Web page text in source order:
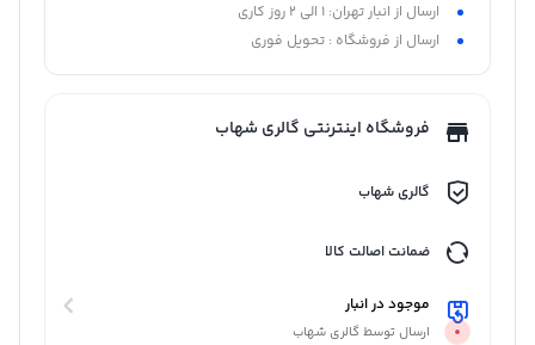
ارسال از انبار تهران: 1 الی 2 روز کاری
ارسال از فروشگاه : تحویل فوری
فروشگاه اینترنتی گالری شهاب
گالری شهاب
ضمانت اصالت کالا
موجود در انبار
ارسال توسط گالری شهاب